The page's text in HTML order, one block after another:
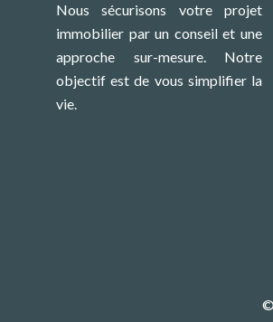
Nous sécurisons votre projet
immobilier par un conseil et une
approche sur-mesure. Notre
objectif est de vous simplifier la
vie.